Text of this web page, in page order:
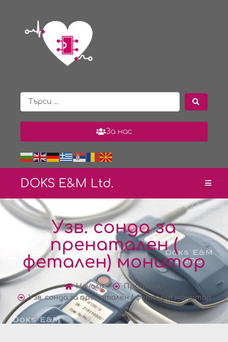
За нас
DOKS E& M Ltd.
Узв. сонда за
пренатален (
фетален) монитор
Начало
Продукти
Узв. сонда за пренатален ( фетален) монитор